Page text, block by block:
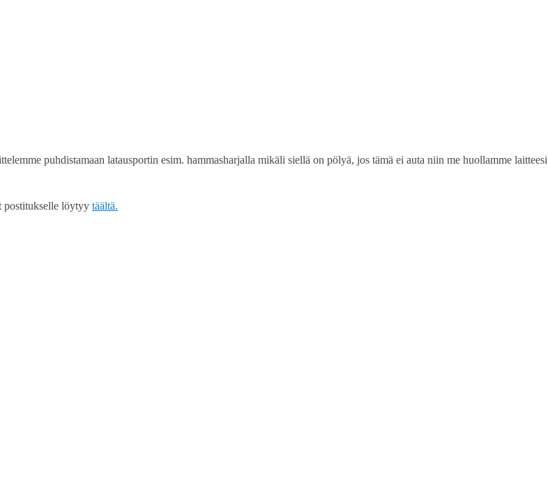
puhdistamaan latausportin esim. hammasharjalla mikäli siellä on pölyä, jos tämä ei auta niin me huollamme laitteesi
postitukselle löytyy täältä.